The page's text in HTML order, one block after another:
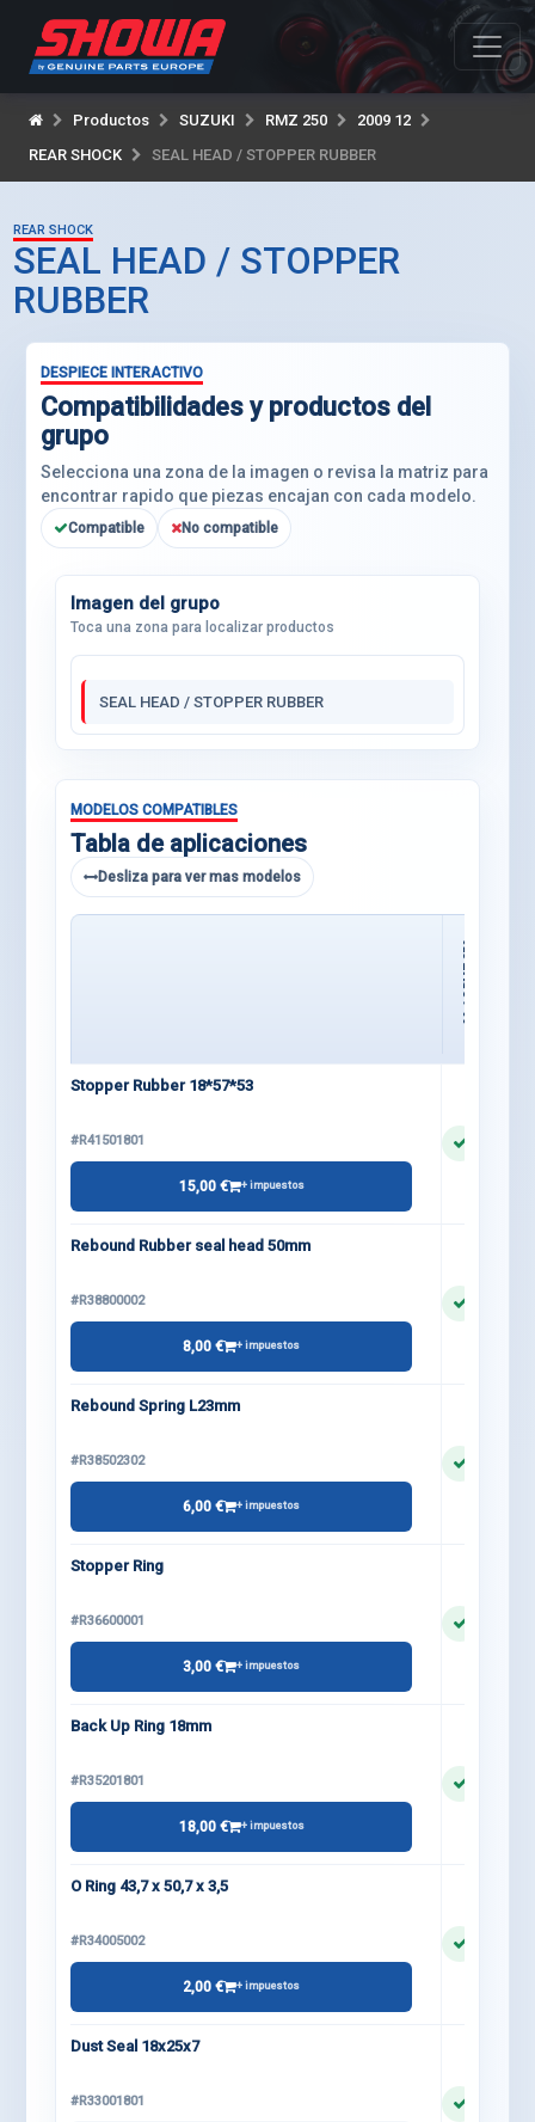
Productos SUZUKI RMZ 250
2009 12
REAR SHOCK
SEAL HEAD / STOPPER RUBBER
REAR SHOCK
SEAL HEAD / STOPPER
RUBBER
DESPIECE INTERACTIVO
Compatibilidades y productos del
grupo
Selecciona una zona de la imagen o revisa la matriz para
encontrar rapido que piezas encajan con cada modelo.
Compatible No compatible
Imagen del grupo
Toca una zona para localizar productos
SEAL HEAD / STOPPER RUBBER
MODELOS COMPATIBLES
Tabla de aplicaciones
Desliza para ver mas modelos
09-12 RMZ 250
Stopper Rubber 18*57*53
#R41501801
15,00 € + impuestos
Rebound Rubber seal head 50mm
#R38800002
8,00 € + impuestos
Rebound Spring L23mm
#R38502302
6,00 € + impuestos
Stopper Ring
#R36600001
3,00 € + impuestos
Back Up Ring 18mm
#R35201801
18,00 € + impuestos
O Ring 43,7 x 50,7 x 3,5
#R34005002
2,00 € + impuestos
Dust Seal 18x25x7
#R33001801